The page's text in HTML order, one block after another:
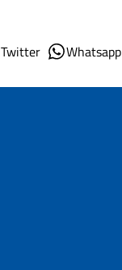
Twitter Whatsapp